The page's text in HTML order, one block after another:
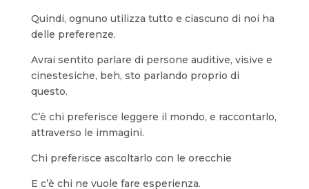
Quindi, ognuno utilizza tutto e ciascuno di noi ha
delle preferenze.
Avrai sentito parlare di persone auditive, visive e
cinestesiche, beh, sto parlando proprio di
questo.
C’è chi preferisce leggere il mondo, e raccontarlo,
attraverso le immagini.
Chi preferisce ascoltarlo con le orecchie
E c’è chi ne vuole fare esperienza.